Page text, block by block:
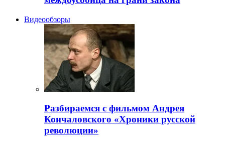
Видеообзоры
Разбираемся с фильмом Андрея
Кончаловского «Хроники русской
революции»